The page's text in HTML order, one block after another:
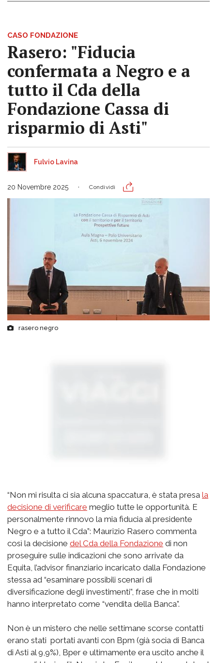
CASO FONDAZIONE
Rasero: "Fiducia
confermata a Negro e a
tutto il Cda della
Fondazione Cassa di
risparmio di Asti"
Fulvio Lavina
20 Novembre 2025 Condividi
rasero negro
“Non mi risulta ci sia alcuna spaccatura, è stata presa la
decisione di verificare meglio tutte le opportunità. E
personalmente rinnovo la mia fiducia al presidente
Negro e a tutto il Cda”: Maurizio Rasero commenta
così la decisione del Cda della Fondazione di non
proseguire sulle indicazioni che sono arrivate da
Equita, l’advisor finanziario incaricato dalla Fondazione
stessa ad “esaminare possibili scenari di
diversificazione degli investimenti”, frase che in molti
hanno interpretato come “vendita della Banca”.
Non è un mistero che nelle settimane scorse contatti
erano stati portati avanti con Bpm (già socia di Banca
di Asti al 9,9%), Bper e ultimamente era uscito anche il